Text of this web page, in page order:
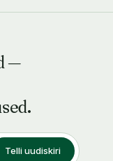
—
Telli uudiskiri